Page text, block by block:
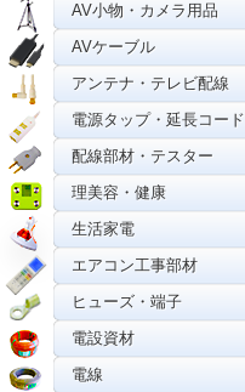
AV小物・カメラ用品
AVケーブル
アンテナ・テレビ配線
電源タップ・延長コード
配線部材・テスター
理美容・健康
生活家電
エアコン工事部材
ヒューズ・端子
電設資材
電線